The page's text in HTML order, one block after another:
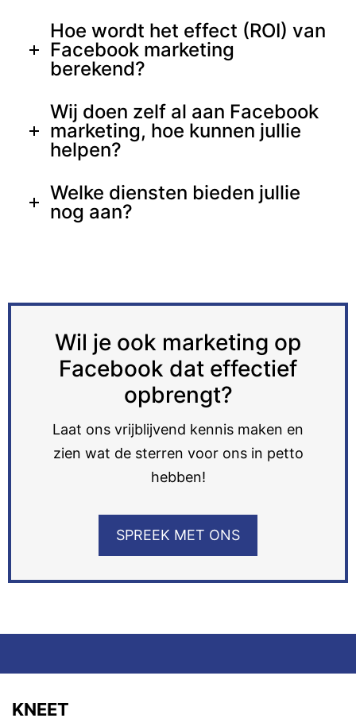
Hoe wordt het effect (ROI) van
Facebook marketing
berekend?
Wij doen zelf al aan Facebook
marketing, hoe kunnen jullie
helpen?
Welke diensten bieden jullie
nog aan?
Wil je ook marketing op
Facebook dat effectief
opbrengt?
Laat ons vrijblijvend kennis maken en
zien wat de sterren voor ons in petto
hebben!
SPREEK MET ONS
KNEET